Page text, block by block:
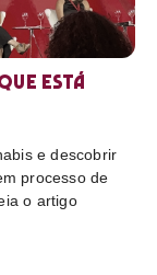
está
e descobrir
processo de
o artigo